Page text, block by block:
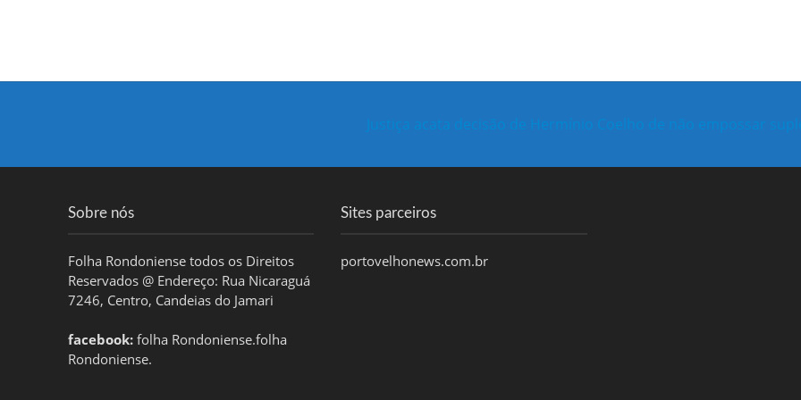
Justiça acata decisão de Hermínio Coelho de não empossar
Sobre nós
Folha Rondoniense todos os Direitos
Reservados @ Endereço: Rua Nicaraguá
7246, Centro, Candeias do Jamari
facebook:folha Rondoniense.folha
Rondoniense.
Sites parceiros
portovelhonews.com.br